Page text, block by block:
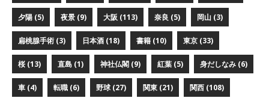
夕陽 (5) 夜景 (9) 大阪 (113) 奈良 (5) 岡山 (3)
扁桃腺手術 (3) 日本酒 (18) 書籍 (10) 東京 (33)
桜 (13) 直島 (1) 神社仏閣 (9) 紅葉 (5) 身だしなみ (6)
車 (4) 転職 (6) 野球 (27) 関東 (21) 関西 (108)